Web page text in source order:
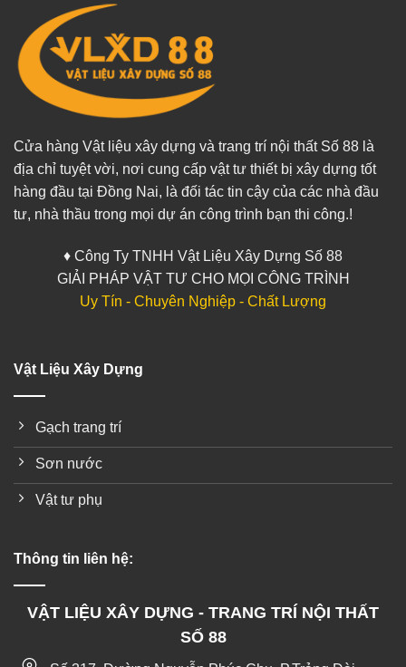
Cửa hàng Vật liệu xây dựng và trang trí nội thất Số 88 là
địa chỉ tuyệt vời, nơi cung cấp vật tư thiết bị xây dựng tốt
hàng đầu tại Đồng Nai, là đối tác tin cậy của các nhà đầu
tư, nhà thầu trong mọi dự án công trình bạn thi công.!
♦ Công Ty TNHH Vật Liệu Xây Dựng Số 88
GIẢI PHÁP VẬT TƯ CHO MỌI CÔNG TRÌNH
Uy Tín - Chuyên Nghiệp - Chất Lượng
Vật Liệu Xây Dựng
Gạch trang trí
Sơn nước
Vật tư phụ
Thông tin liên hệ:
VẬT LIỆU XÂY DỰNG - TRANG TRÍ NỘI THẤT
SỐ 88